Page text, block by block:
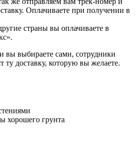
Оплачиваете при получении в
страны вы оплачиваете в
вы выбираете сами, сотрудники
доставку, которую вы желаете.
хорошего грунта